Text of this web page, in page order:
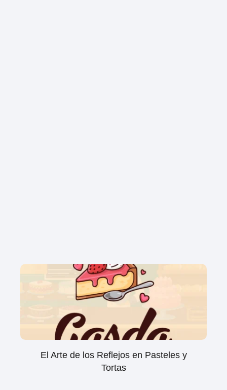
El Arte de los Reflejos en Pasteles y
Tortas